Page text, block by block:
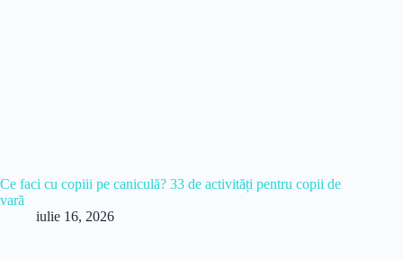
Ce faci cu copiii pe caniculă? 33 de activități pentru copii de
vară
iulie 16, 2026